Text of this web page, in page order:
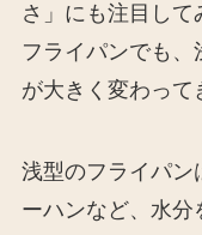
さ」にも注目し
フライパンでも、
が大きく変わって
浅型のフライパン
ーハンなど、水